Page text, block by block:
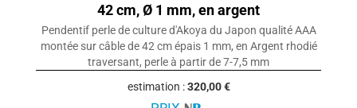
42 cm, Ø 1 mm, en argent
Pendentif perle de culture d'Akoya du Japon qualité AAA
montée sur câble de 42 cm épais 1 mm, en Argent rhodié
traversant, perle à partir de 7-7,5 mm
estimation :320,00 €